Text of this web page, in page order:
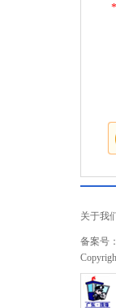
*
关于我
备案号：